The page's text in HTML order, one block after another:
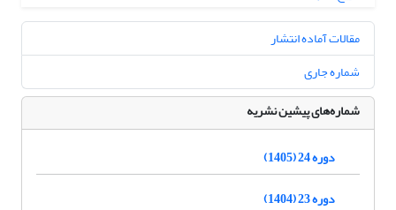
مقالات آماده انتشار
شماره جاری
شماره‌های پیشین نشریه
دوره 24 (1405)
دوره 23 (1404)